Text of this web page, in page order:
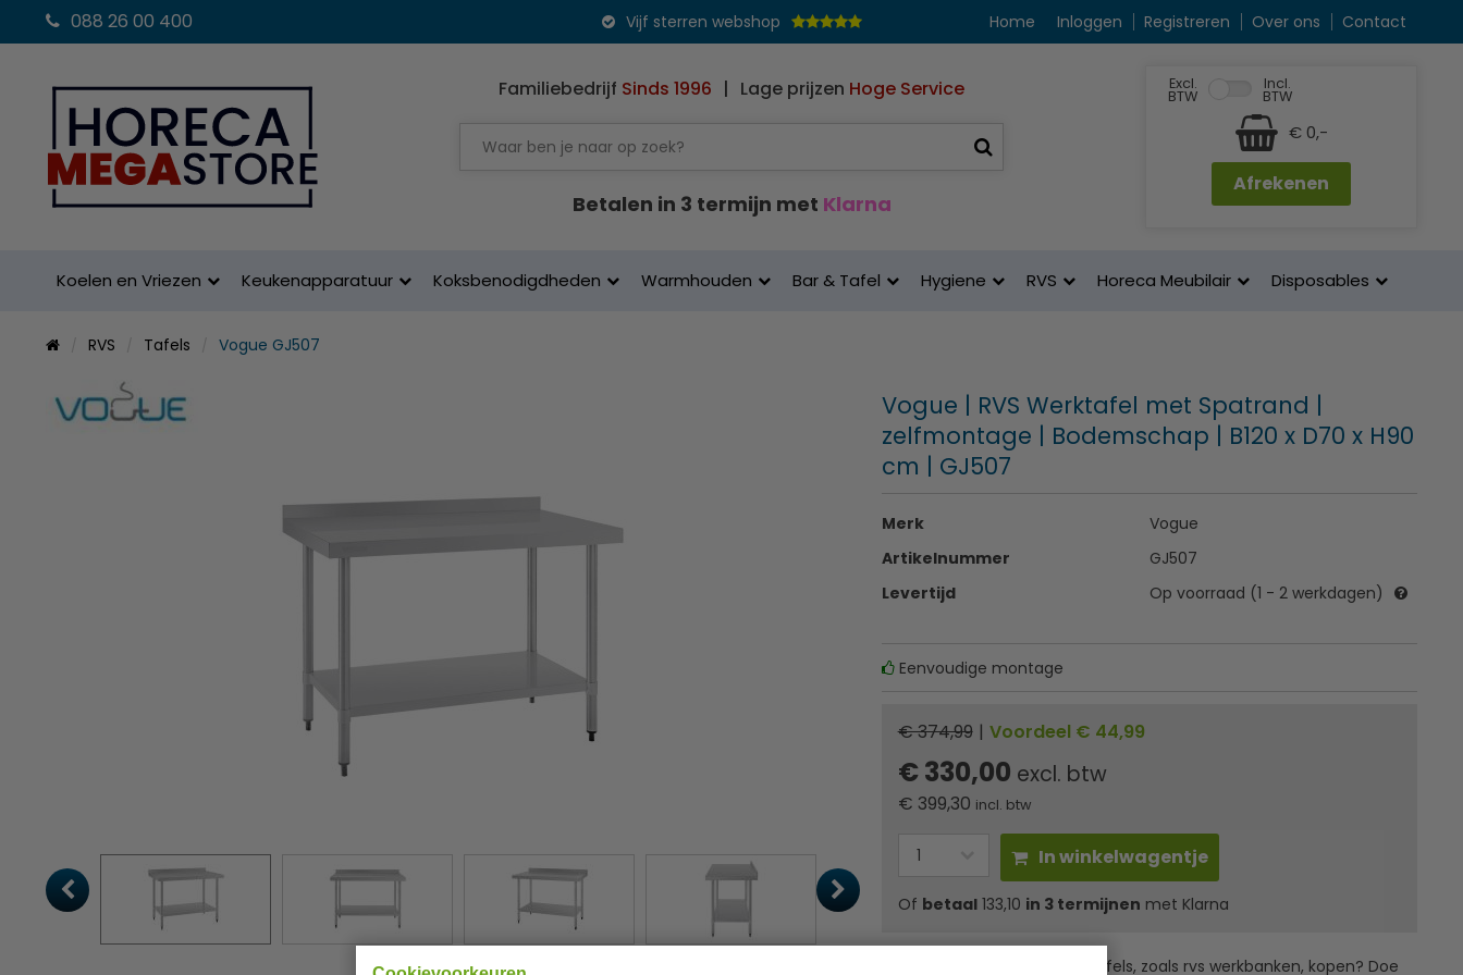
088 26 00 400 Vijf sterren webshop Home Inloggen Registreren Over ons Contact
Familiebedrijf Sinds 1996 | Lage prijzen Hoge Service
Betalen in 3 termijn met Klarna
Excl.
BTW
Incl.
BTW
€ 0,-
Afrekenen
Koelen en Vriezen Keukenapparatuur Koksbenodigdheden Warmhouden Bar & Tafel Hygiene RVS Horeca Meubilair Disposables
RVS Tafels Vogue GJ507
Vogue | RVS Werktafel met Spatrand |
zelfmontage | Bodemschap | B120 x D70 x H90
cm | GJ507
Merk
Vogue
Artikelnummer
GJ507
Levertijd
Op voorraad (1 - 2 werkdagen)
Eenvoudige montage
€ 374,99 | Voordeel € 44,99
€ 330,00 excl. btw
€ 399,30 incl. btw
In winkelwagentje
Of betaal133,10 in 3 termijnen met Klarna
Wilt u professionele horecatafels, zoals rvs werkbanken, kopen? Doe